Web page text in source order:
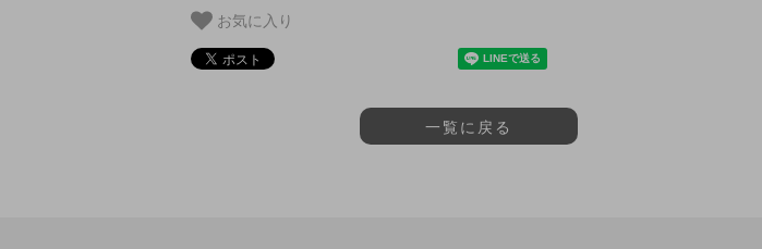
お気に入り
一覧に戻る